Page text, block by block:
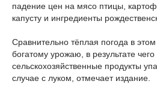
падение цен на мясо птицы,
капусту и ингредиенты
Сравнительно тёплая погода в этом
богатому урожаю, в результате
сельскохозяйственные продукты
случае с луком, отмечает издание.